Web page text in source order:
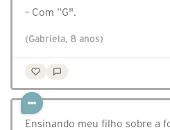
– Com “G".
(Gabriela, 8 anos)
Ensinando meu filho sobre a